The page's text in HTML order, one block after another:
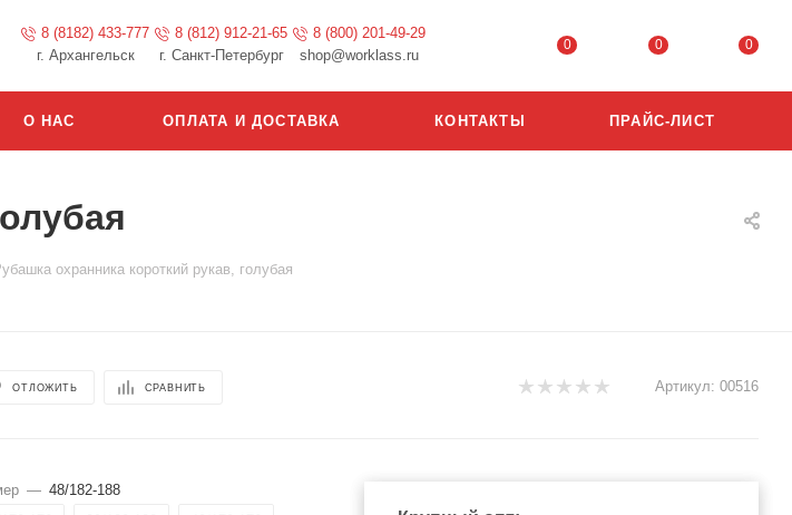
8 (8182) 433-777
г. Архангельск
8 (812) 912-21-65
г. Санкт-Петербург
8 (800) 201-49-29
shop@worklass.ru
0 0 0
О НАС ОПЛАТА И ДОСТАВКА КОНТАКТЫ ПРАЙС-ЛИСТ
охранника короткий рукав, голубая
ОТЛОЖИТЬ СРАВНИТЬ Артикул: 00516
— 48/182-188